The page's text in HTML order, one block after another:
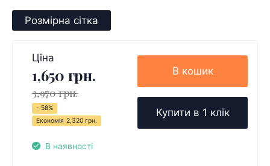
Розмірна сітка
Ціна
1,650 грн.
3,970 грн.
- 58%
Економія 2,320 грн.
В наявності
В кошик
Купити в 1 клік